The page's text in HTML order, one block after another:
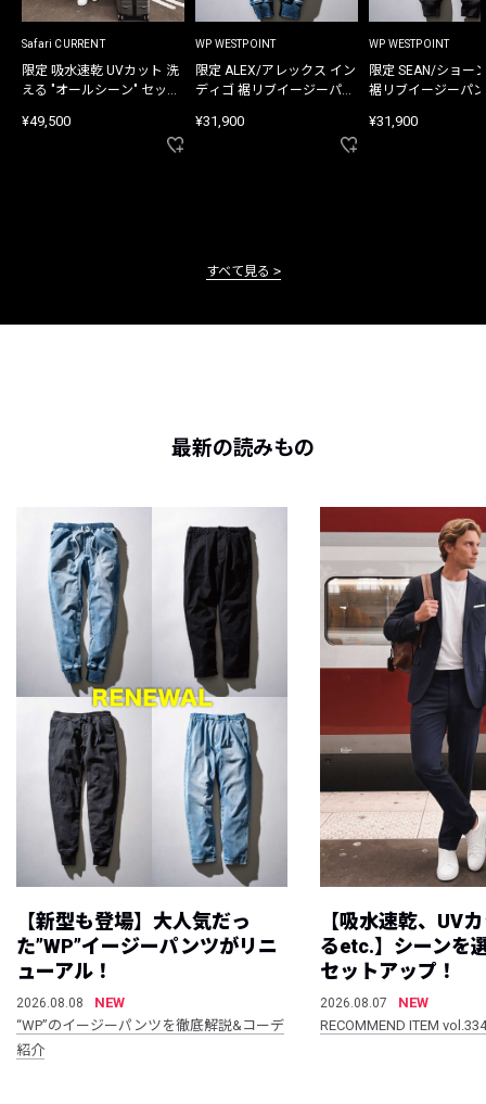
Safari CURRENT
限定 吸水速乾 UVカット 洗
える "オールシーン" セット
¥49,500
WP WESTPOINT
限定 ALEX/アレックス イン
ディゴ 裾リブイージーパン
¥31,900
WP WESTPOINT
限定 SEAN/ショー
裾リブイージーパ
¥31,900
すべて見る
最新の読みもの
【新型も登場】大人気だっ
た”WP”イージーパンツがリニ
ューアル！
2026.08.08
NEW
“WP”のイージーパンツを徹底解説&コーデ
紹介
【吸水速乾、UV
るetc.】シーンを
セットアップ！
2026.08.07
NEW
RECOMMEND ITEM vol.334